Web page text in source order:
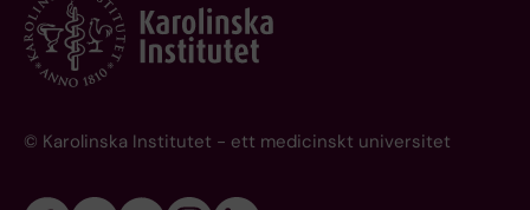
© Karolinska Institutet - ett medicinskt universitet